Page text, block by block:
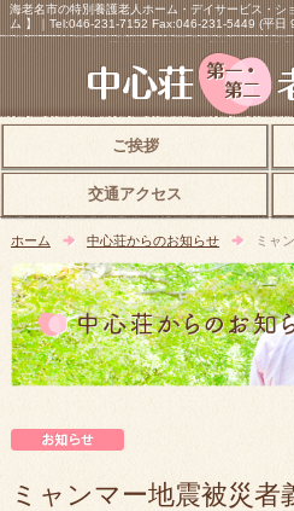
海老名市の特別養護老人ホーム・デイサービス・シ
ム 】｜Tel:046-231-7152 Fax:046-231-5449 (平日
ご挨拶
交通アクセス
ホーム 中心荘からのお知らせ ミャ
ミャンマー地震被災者